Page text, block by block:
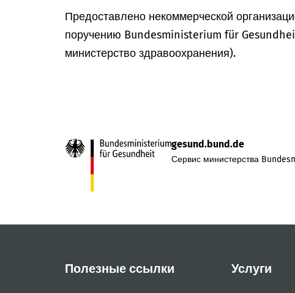
Предоставлено некоммерческой
поручению Bundesministerium für
министерство здравоохранения).
gesund.bund.de
Сервис министерства
Полезные ссылки Услуги